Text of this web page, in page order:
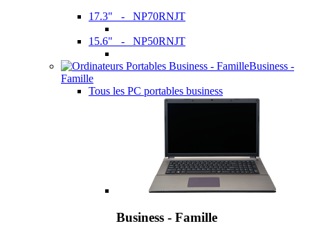
17.3" - NP70RNJT
15.6" - NP50RNJT
Business -
Famille
Tous les PC portables business
Business - Famille